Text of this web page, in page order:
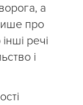
а
про
речі
і